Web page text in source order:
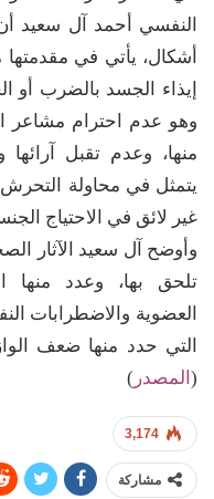
النفسي أحمد آل سعيد
أشكال، يأتي في
إيذاء الجسد بالضرب أو
وهو عدم احترام مشاعر
منها، وعدم تقبل
يتمثل في محاولة التحرش
غير لائق في الاحتياج
وأوضح آل سعيد الآثار
تلحق بها، وعدد منها
العضوية والاضطرابات
التي حدد منها ضعف
( المصدر )
3,174
مشاركة